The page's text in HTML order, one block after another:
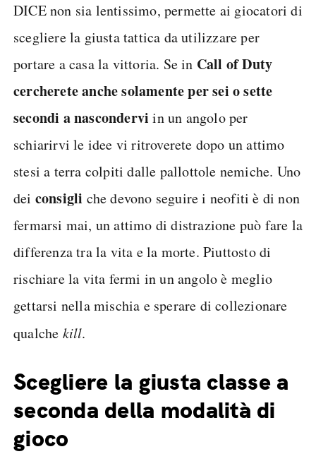
DICE non sia lentissimo, permette ai giocatori di
scegliere la giusta tattica da utilizzare per
portare a casa la vittoria. Se in Call of Duty
cercherete anche solamente per sei o sette
secondi a nascondervi in un angolo per
schiarirvi le idee vi ritroverete dopo un attimo
stesi a terra colpiti dalle pallottole nemiche. Uno
dei consigli che devono seguire i neofiti è di non
fermarsi mai, un attimo di distrazione può fare la
differenza tra la vita e la morte. Piuttosto di
rischiare la vita fermi in un angolo è meglio
gettarsi nella mischia e sperare di collezionare
qualche kill.
Scegliere la giusta classe a
seconda della modalità di
gioco